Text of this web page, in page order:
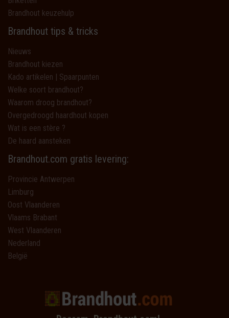
Brandhout keuzehulp
Brandhout tips & tricks
Nieuws
Brandhout kiezen
Kado artikelen | Spaarpunten
Welke soort brandhout?
Waarom droog brandhout?
Overgedroogd haardhout kopen
Wat is een stère ?
De haard aansteken
Brandhout.com gratis levering:
Provincie Antwerpen
Limburg
Oost Vlaanderen
Vlaams Brabant
West Vlaanderen
Nederland
België